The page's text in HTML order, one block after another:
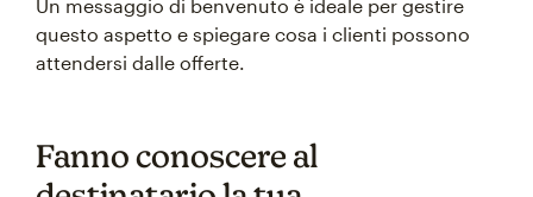
Un messaggio di benvenuto è ideale per gestire
questo aspetto e spiegare cosa i clienti possono
attendersi dalle offerte.
Fanno conoscere al